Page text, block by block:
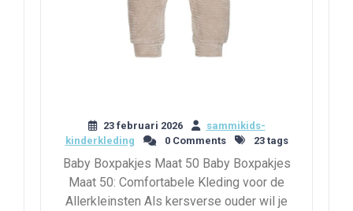
23 februari 2026
sammikids-
kinderkleding
0 Comments 23 tags
Baby Boxpakjes Maat 50 Baby Boxpakjes
Maat 50: Comfortabele Kleding voor de
Allerkleinsten Als kersverse ouder wil je